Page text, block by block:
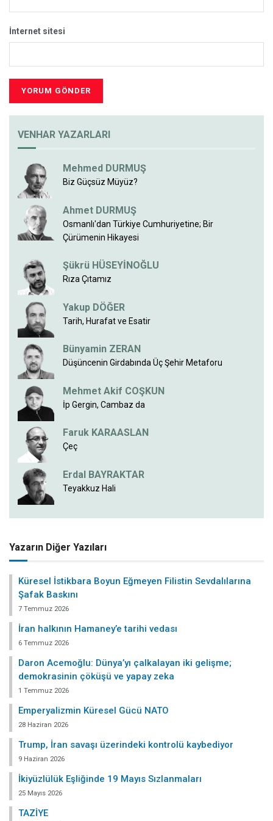
İnternet sitesi
VENHAR YAZARLARI
Mehmed DURMUŞ
Biz Güçsüz Müyüz?
Ahmet DURMUŞ
Osmanlı'dan Türkiye Cumhuriyetine; Bir
Çürümenin Hikayesi
Şükrü HÜSEYİNOĞLU
Rıza Çıtamız
Yakup DÖĞER
Tarih, Hurafat ve Esatir
Bünyamin ZERAN
Düşüncenin Girdabında Üç Şehir Metaforu
Mehmet Akif COŞKUN
İp Gergin, Cambaz da
Faruk KARAASLAN
Çeç
Erdal BAYRAKTAR
Teyakkuz Hali
Yazarın Diğer Yazıları
Küresel İstikbara Boyun Eğmeyen Filistin Sevdalılarına
Şafak Baskını
7 Temmuz 2026
İran halkının Hamaney’e tarihi vedası
6 Temmuz 2026
Daron Acemoğlu: Dünya’yı çalkalayan iki gelişme;
demokrasinin çöküşü ve yapay zeka
1 Temmuz 2026
Emperyalizmin Küresel Gücü NATO
28 Haziran 2026
Trump, İran savaşı üzerindeki kontrolü kaybediyor
9 Haziran 2026
İkiyüzlülük Eşliğinde 19 Mayıs Sızlanmaları
25 Mayıs 2026
TAZİYE